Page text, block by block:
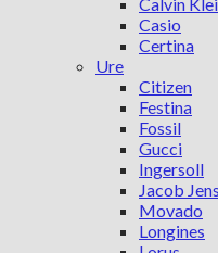
Casio
Certina
Ure
Citizen
Festina
Fossil
Gucci
Ingersoll
Jacob
Movado
Longines